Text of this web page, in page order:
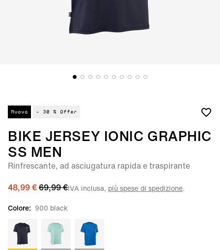
Nuovo - 30 % Offer
BIKE JERSEY IONIC GRAPHIC
SS MEN
Rinfrescante, ad asciugatura rapida e traspirante
48,99 €69,99 €IVA inclusa, più spese di spedizione.
Colore: 900 black